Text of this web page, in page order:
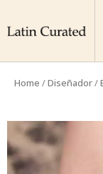
Home /Diseñador/